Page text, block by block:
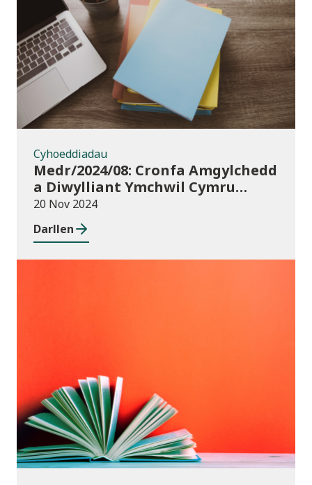
Cyhoeddiadau
Cyhoeddiadau
Medr/2024/08: Cronfa Amgylchedd
a Diwylliant Ymchwil Cymru
(WREC) 2024/25
20 Nov 2024
Darllen